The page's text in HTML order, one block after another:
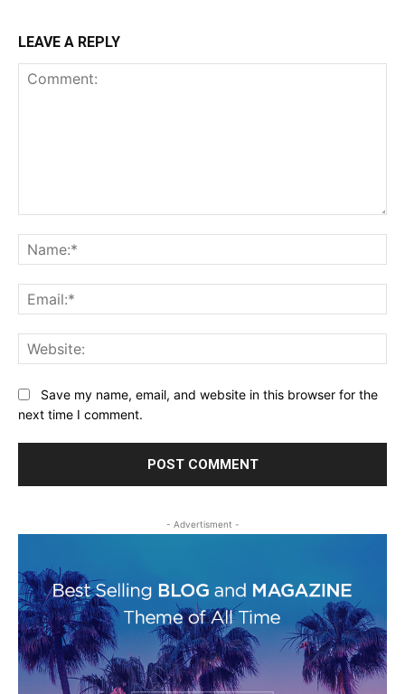
LEAVE A REPLY
Save my name, email, and website in this browser for the
next time I comment.
- Advertisment -